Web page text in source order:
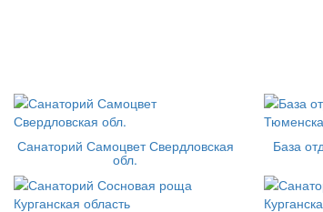
Санаторий Самоцвет Свердловская
обл.
База